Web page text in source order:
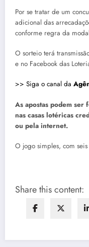
Por se tratar de um
adicional das
conforme regra da
O sorteio terá
e no Facebook das
>> Siga o canal da
As apostas podem ser
nas casas lotéricas
ou pela internet.
O jogo simples, com
Share this content: